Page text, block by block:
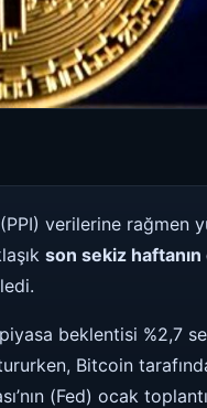
verilerine rağmen
son sekiz haftanın
piyasa beklentisi %2,7
Bitcoin
(Fed) ocak